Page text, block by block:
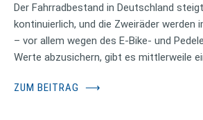
Der Fahrradbestand in Deutschland
kontinuierlich, und die Zweiräder werden
– vor allem wegen des E-Bike- und
Werte abzusichern, gibt es mittlerweile
ZUM BEITRAG ⟶